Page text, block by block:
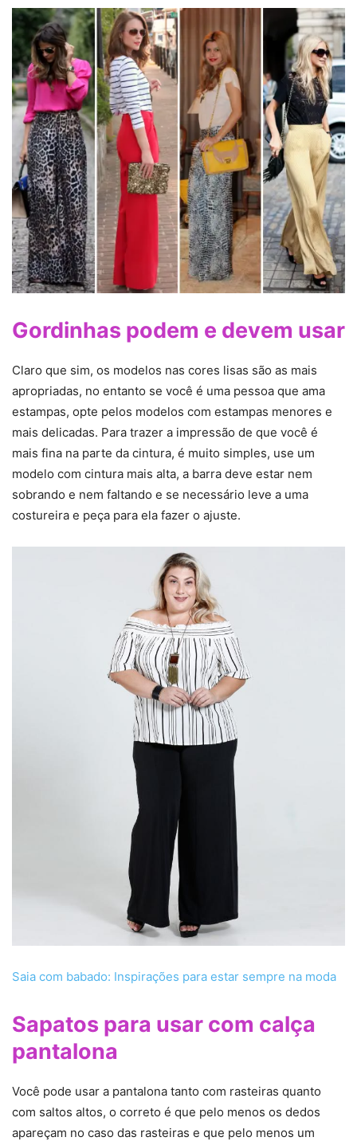
Gordinhas podem e devem usar
Claro que sim, os modelos nas cores lisas são as mais
apropriadas, no entanto se você é uma pessoa que ama
estampas, opte pelos modelos com estampas menores e
mais delicadas. Para trazer a impressão de que você é
mais fina na parte da cintura, é muito simples, use um
modelo com cintura mais alta, a barra deve estar nem
sobrando e nem faltando e se necessário leve a uma
costureira e peça para ela fazer o ajuste.
Saia com babado: Inspirações para estar sempre na moda
Sapatos para usar com calça
pantalona
Você pode usar a pantalona tanto com rasteiras quanto
com saltos altos, o correto é que pelo menos os dedos
apareçam no caso das rasteiras e que pelo menos um